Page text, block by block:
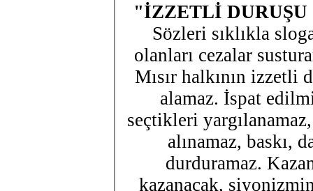
"İZZETLİ
Sözleri sıklıkla
olanları cezalar
Mısır halkının izzetli
alamaz. İspat
seçtikleri
alınamaz, baskı,
durduramaz.
kazanacak,